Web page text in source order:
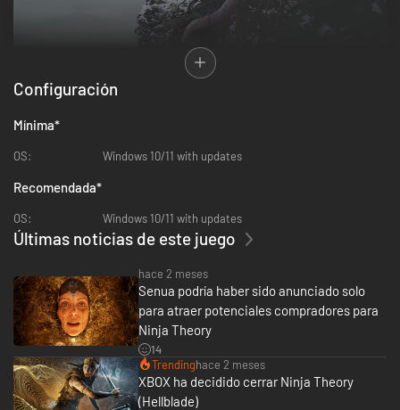
Adéntrate en una visión imaginaria del purgatorio y enfréntate a
de combate. Domina las armas, lucha con una en cada mano en el fragor
enemigos monstruosos de la mente y a los jefes quiméricos que
encontrarás durante tu aventura.
Configuración
Mínima*
OS: Windows 10/11 with updates
Recomendada*
OS: Windows 10/11 with updates
Últimas noticias de este juego
hace 2 meses
Senua podría haber sido anunciado solo
para atraer potenciales compradores para
Ninja Theory
14
Trendinghace 2 meses
XBOX ha decidido cerrar Ninja Theory
(Hellblade)